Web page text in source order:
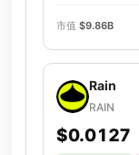
市值 $9.86B
Rain
RAIN
$0.0127